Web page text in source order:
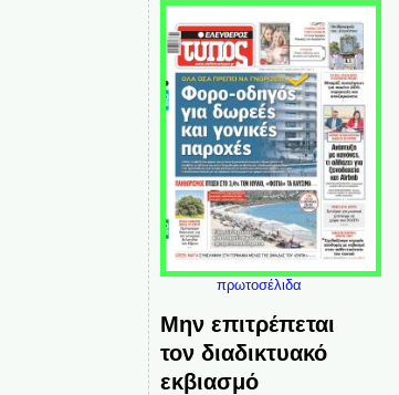
πρωτοσέλιδα
Μην επιτρέπεται
τον διαδικτυακό
εκβιασμό